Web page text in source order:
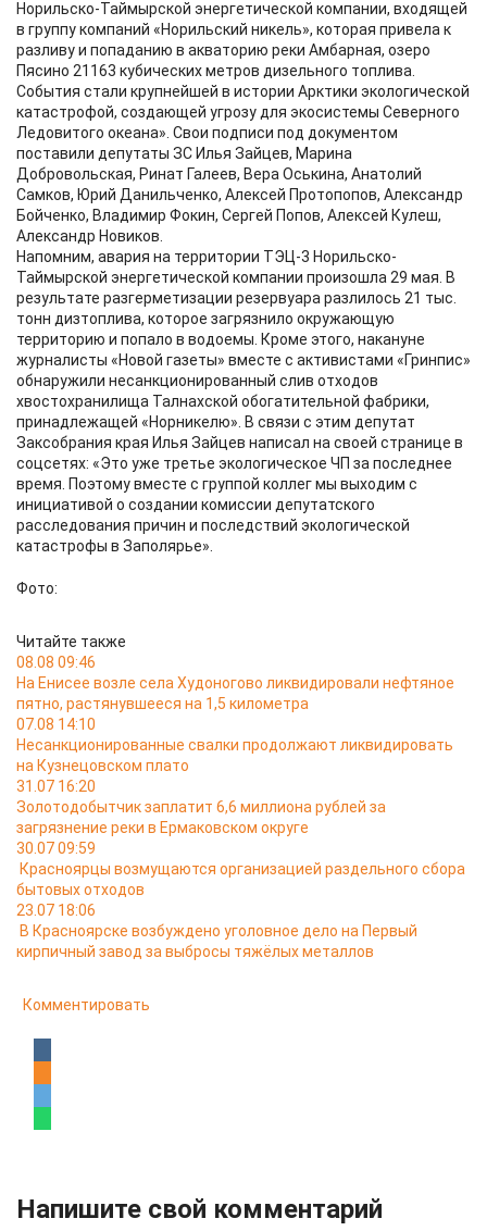
Норильско-Таймырской энергетической компании, входящей
в группу компаний «Норильский никель», которая привела к
разливу и попаданию в акваторию реки Амбарная, озеро
Пясино 21163 кубических метров дизельного топлива.
События стали крупнейшей в истории Арктики экологической
катастрофой, создающей угрозу для экосистемы Северного
Ледовитого океана». Свои подписи под документом
поставили депутаты ЗС Илья Зайцев, Марина
Добровольская, Ринат Галеев, Вера Оськина, Анатолий
Самков, Юрий Данильченко, Алексей Протопопов, Александр
Бойченко, Владимир Фокин, Сергей Попов, Алексей Кулеш,
Александр Новиков.
Напомним, авария на территории ТЭЦ-3 Норильско-
Таймырской энергетической компании произошла 29 мая. В
результате разгерметизации резервуара разлилось 21 тыс.
тонн дизтоплива, которое загрязнило окружающую
территорию и попало в водоемы. Кроме этого, накануне
журналисты «Новой газеты» вместе с активистами «Гринпис»
обнаружили несанкционированный слив отходов
хвостохранилища Талнахской обогатительной фабрики,
принадлежащей «Норникелю». В связи с этим депутат
Заксобрания края Илья Зайцев написал на своей странице в
соцсетях: «Это уже третье экологическое ЧП за последнее
время. Поэтому вместе с группой коллег мы выходим с
инициативой о создании комиссии депутатского
расследования причин и последствий экологической
катастрофы в Заполярье».
Фото:
Читайте также
08.08 09:46
На Енисее возле села Худоногово ликвидировали нефтяное
пятно, растянувшееся на 1,5 километра
07.08 14:10
Несанкционированные свалки продолжают ликвидировать
на Кузнецовском плато
31.07 16:20
Золотодобытчик заплатит 6,6 миллиона рублей за
загрязнение реки в Ермаковском округе
30.07 09:59
Красноярцы возмущаются организацией раздельного сбора
бытовых отходов
23.07 18:06
В Красноярске возбуждено уголовное дело на Первый
кирпичный завод за выбросы тяжёлых металлов
Комментировать
Напишите свой комментарий